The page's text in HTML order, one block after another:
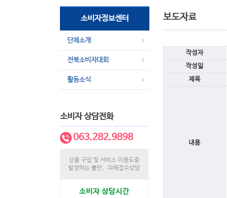
소비자정보센터
단체소개
전북소비자대회
활동소식
소비자 상담전화
063.282.9898
상품 구입 및 서비스 이용도중
발생하는 불만, 피해접수상담
소비자 상담시간
보도자료
작성자
작성일
제목
내용